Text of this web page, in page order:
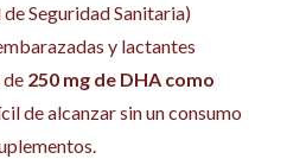
Seguridad Sanitaria)
y lactantes
de 250 mg de DHA como
de alcanzar sin un consumo